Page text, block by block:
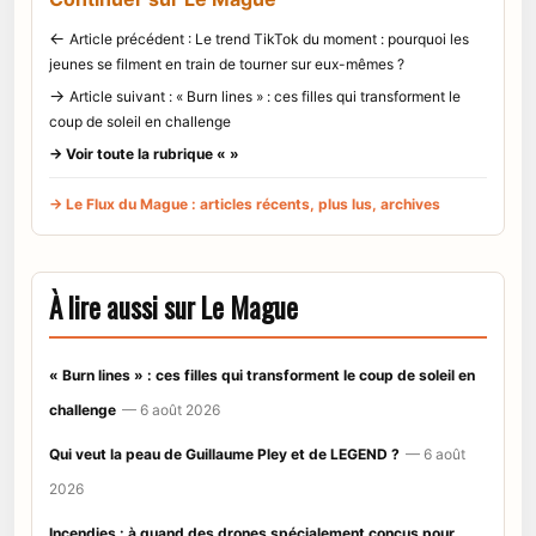
← Article précédent : Le trend TikTok du moment : pourquoi les
jeunes se filment en train de tourner sur eux-mêmes ?
→ Article suivant : « Burn lines » : ces filles qui transforment le
coup de soleil en challenge
→ Voir toute la rubrique « »
→ Le Flux du Mague : articles récents, plus lus, archives
À lire aussi sur Le Mague
« Burn lines » : ces filles qui transforment le coup de soleil en
challenge — 6 août 2026
Qui veut la peau de Guillaume Pley et de LEGEND ? — 6 août
2026